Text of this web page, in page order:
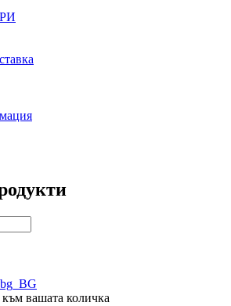
вашата количка